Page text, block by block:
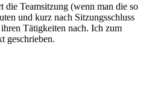
die Teamsitzung (wenn man die so
und kurz nach Sitzungsschluss
Tätigkeiten nach. Ich zum
geschrieben.